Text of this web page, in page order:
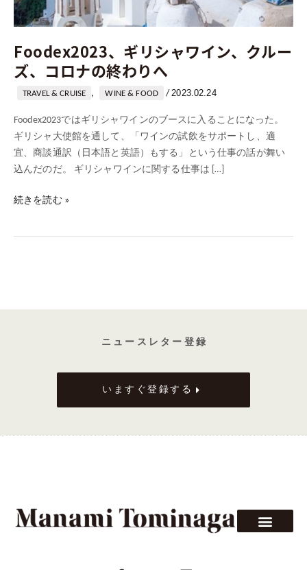
Foodex2023、ギリシャワイン、クルー
ズ、コロナの終わりへ
TRAVEL & CRUISE , WINE & FOOD /2023.02.24
Foodex2023ではギリシャワインのブースに入ることになった。
ギリシャ大使館を通して、「ワインの試飲をサポートし、適
宜、商談通訳（日本語と英語）もする」という仕事の話が舞い
込んだのだ。 ギリシャワインに関する仕事は […]
ー
ズ、
コ
ナ
続きを読む »
ニ ュ ー ス レ タ ー 登 録
いますぐ登録する